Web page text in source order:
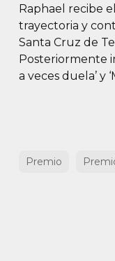
Raphael recibe
trayectoria y
Santa Cruz de
Posteriormente
a veces duela’ y
Premio